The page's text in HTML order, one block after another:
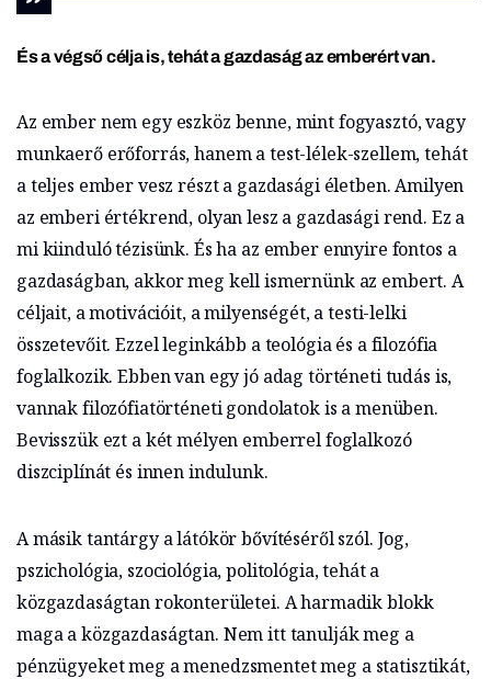
És a végső célja is, tehát a gazdaság az emberért van.
Az ember nem egy eszköz benne, mint fogyasztó, vagy
munkaerő erőforrás, hanem a test-lélek-szellem, tehát
a teljes ember vesz részt a gazdasági életben. Amilyen
az emberi értékrend, olyan lesz a gazdasági rend. Ez a
mi kiinduló tézisünk. És ha az ember ennyire fontos a
gazdaságban, akkor meg kell ismernünk az embert. A
céljait, a motivációit, a milyenségét, a testi-lelki
összetevőit. Ezzel leginkább a teológia és a filozófia
foglalkozik. Ebben van egy jó adag történeti tudás is,
vannak filozófiatörténeti gondolatok is a menüben.
Bevisszük ezt a két mélyen emberrel foglalkozó
diszciplínát és innen indulunk.
A másik tantárgy a látókör bővítéséről szól. Jog,
pszichológia, szociológia, politológia, tehát a
közgazdaságtan rokonterületei. A harmadik blokk
maga a közgazdaságtan. Nem itt tanulják meg a
pénzügyeket meg a menedzsmentet meg a statisztikát,